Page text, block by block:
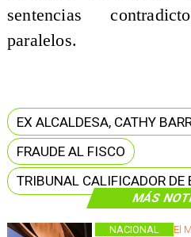
MÁS
El
NACIONAL
sentencias
paralelos.
EX ALCALDESA, CATHY
FRAUDE AL FISCO
TRIBUNAL CALIFICADOR DE